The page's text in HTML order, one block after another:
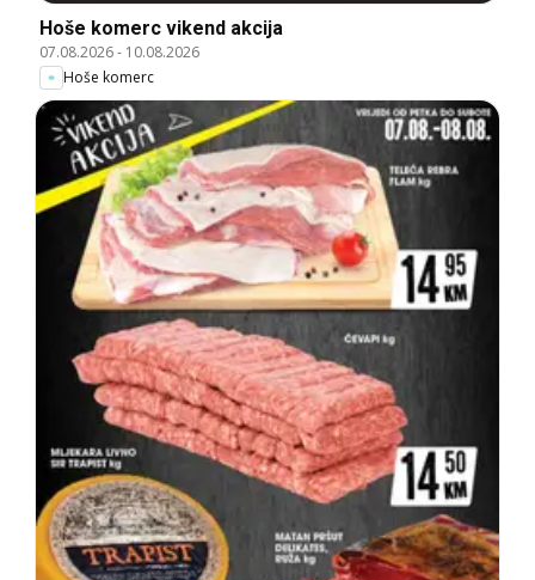
Hoše komerc vikend akcija
07.08.2026- 10.08.2026
Hoše komerc